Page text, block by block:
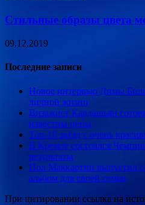
Стильные образы цвета
09.12.2019
Последние записи
Новое интервью Димы
личной жизни
Визажист Кардашьян
известны цены
Топ-10 звёзд с очень
В Кремле состоялся
результаты
Пол Маккартни выпустил
альбом для своей семьи
При цитировании ссылка на